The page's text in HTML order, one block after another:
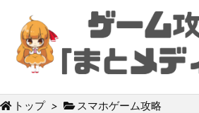
トップ > スマホゲーム攻略